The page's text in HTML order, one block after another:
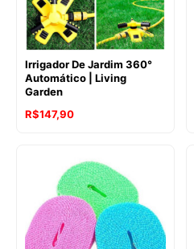
Irrigador De Jardim 360°
Automático | Living
Garden
R$147,90